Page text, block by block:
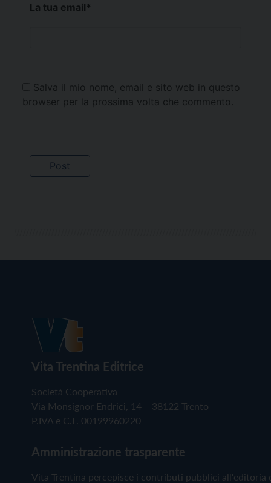
La tua email*
Salva il mio nome, email e sito web in questo
browser per la prossima volta che commento.
Vita Trentina Editrice
Società Cooperativa
Via Monsignor Endrici, 14 – 38122 Trento
P.IVA e C.F. 00199960220
Amministrazione trasparente
Vita Trentina percepisce i contributi pubblici all'editoria